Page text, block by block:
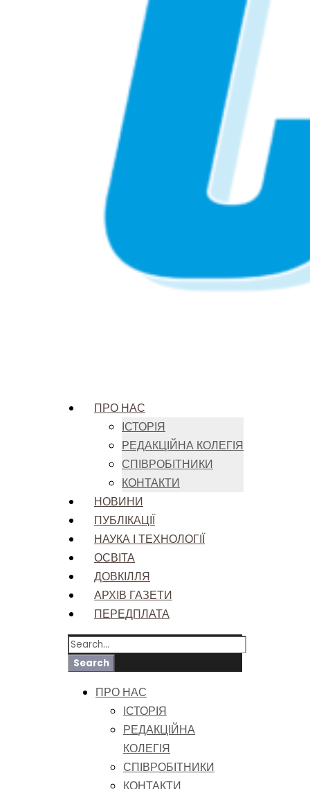
ПРО НАС
ІСТОРІЯ
РЕДАКЦІЙНА КОЛЕГІЯ
СПІВРОБІТНИКИ
КОНТАКТИ
НОВИНИ
ПУБЛІКАЦІЇ
НАУКА І ТЕХНОЛОГІЇ
ОСВІТА
ДОВКІЛЛЯ
АРХІВ ГАЗЕТИ
ПЕРЕДПЛАТА
ПРО НАС
ІСТОРІЯ
РЕДАКЦІЙНА
КОЛЕГІЯ
СПІВРОБІТНИКИ